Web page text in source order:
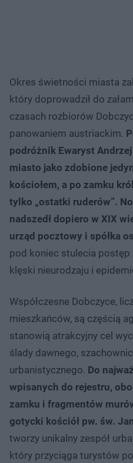
Okres świetności miasta
który doprowadził do
czasach rozbiorów
panowaniem austriackim.
podróżnik Ewaryst
miasto jako zdobione
kościołem, a po zamku
tylko „ostatki ruderów”.
nadszedł dopiero w XIX
urząd pocztowy i spółka
pod koniec stulecia postęp
klęski nieurodzaju i
Współczesne Dobczyce,
mieszkańców, są częścią
stanowią atrakcyjny cel
ślady dawnego,
urbanistycznego. Do
wpisanych do rejestru,
zamku i fragmentów
gotycki kościół pw. św.
tworzy unikalny zespół
który przyciąga turystów